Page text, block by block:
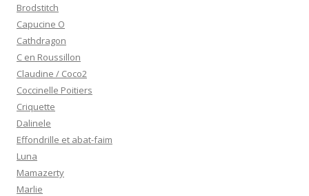
Brodstitch
Capucine O
Cathdragon
C en Roussillon
Claudine / Coco2
Coccinelle Poitiers
Criquette
Dalinele
Effondrille et abat-faim
Luna
Mamazerty
Marlie